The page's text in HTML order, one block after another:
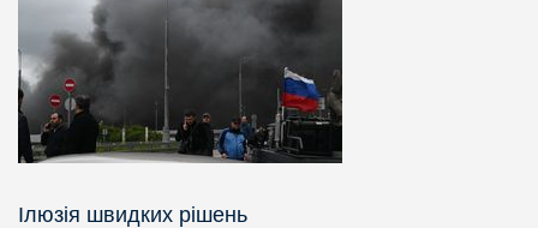
Ілюзія швидких рішень